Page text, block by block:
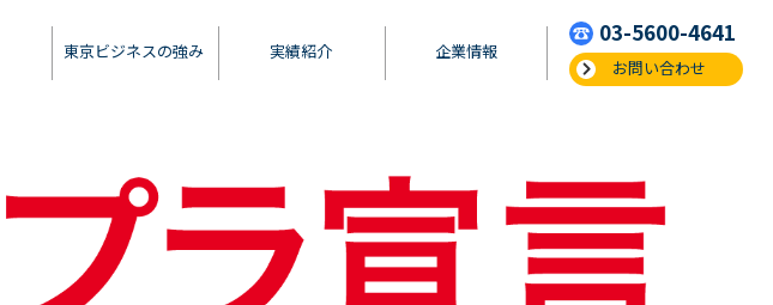
東京ビジネスの強み 実績紹介 企業情報
03-5600-4641
お問い合わせ